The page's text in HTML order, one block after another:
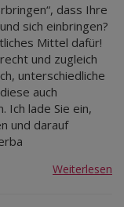
dass Ihre
sich einbringen?
Mittel dafür!
und zugleich
unterschiedliche
auch
Ich lade Sie ein,
und darauf
Weiterlesen